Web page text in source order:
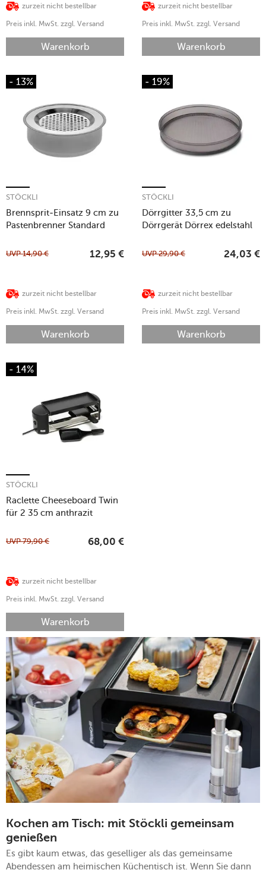
zurzeit nicht bestellbar
Preis inkl. MwSt. zzgl. Versand
Warenkorb
zurzeit nicht bestellbar
Preis inkl. MwSt. zzgl. Versand
Warenkorb
- 13%
Brennsprit-Einsatz 9 cm zu
Pastenbrenner Standard
STÖCKLI
zurzeit nicht bestellbar
UVP14,90 € 12,95 €
Preis inkl. MwSt. zzgl. Versand
Warenkorb
- 19%
Dörrgitter 33,5 cm zu
Dörrgerät Dörrex edelstahl
STÖCKLI
zurzeit nicht bestellbar
UVP29,90 € 24,03 €
Preis inkl. MwSt. zzgl. Versand
Warenkorb
- 14%
Raclette Cheeseboard Twin
für 2 35 cm anthrazit
STÖCKLI
zurzeit nicht bestellbar
UVP79,90 € 68,00 €
Preis inkl. MwSt. zzgl. Versand
Warenkorb
Kochen am Tisch: mit Stöckli gemeinsam
genießen
Es gibt kaum etwas, das geselliger als das gemeinsame
Abendessen am heimischen Küchentisch ist. Wenn Sie dann